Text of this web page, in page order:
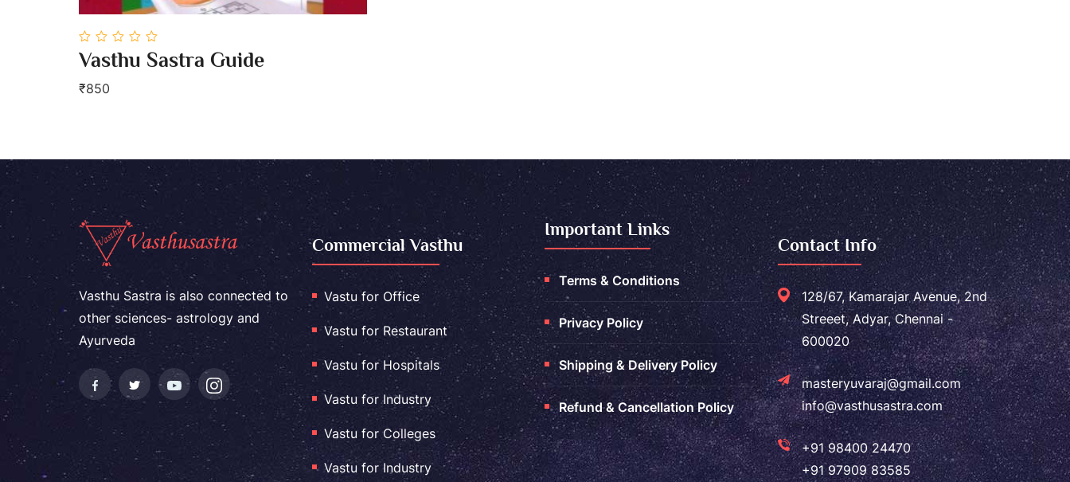
0
out
5
Vasthu Sastra Guide
₹850
Vasthu Sastra is also connected to
other sciences- astrology and
Ayurveda
Commercial Vasthu
Vastu for Office
Vastu for Restaurant
Vastu for Hospitals
Vastu for Industry
Vastu for Colleges
Vastu for Industry
Important Links
Terms & Conditions
Privacy Policy
Shipping & Delivery Policy
Refund & Cancellation Policy
Contact Info
128/67, Kamarajar Avenue, 2nd
Streeet, Adyar, Chennai -
600020
masteryuvaraj@gmail.com
info@vasthusastra.com
+91 98400 24470
+91 97909 83585